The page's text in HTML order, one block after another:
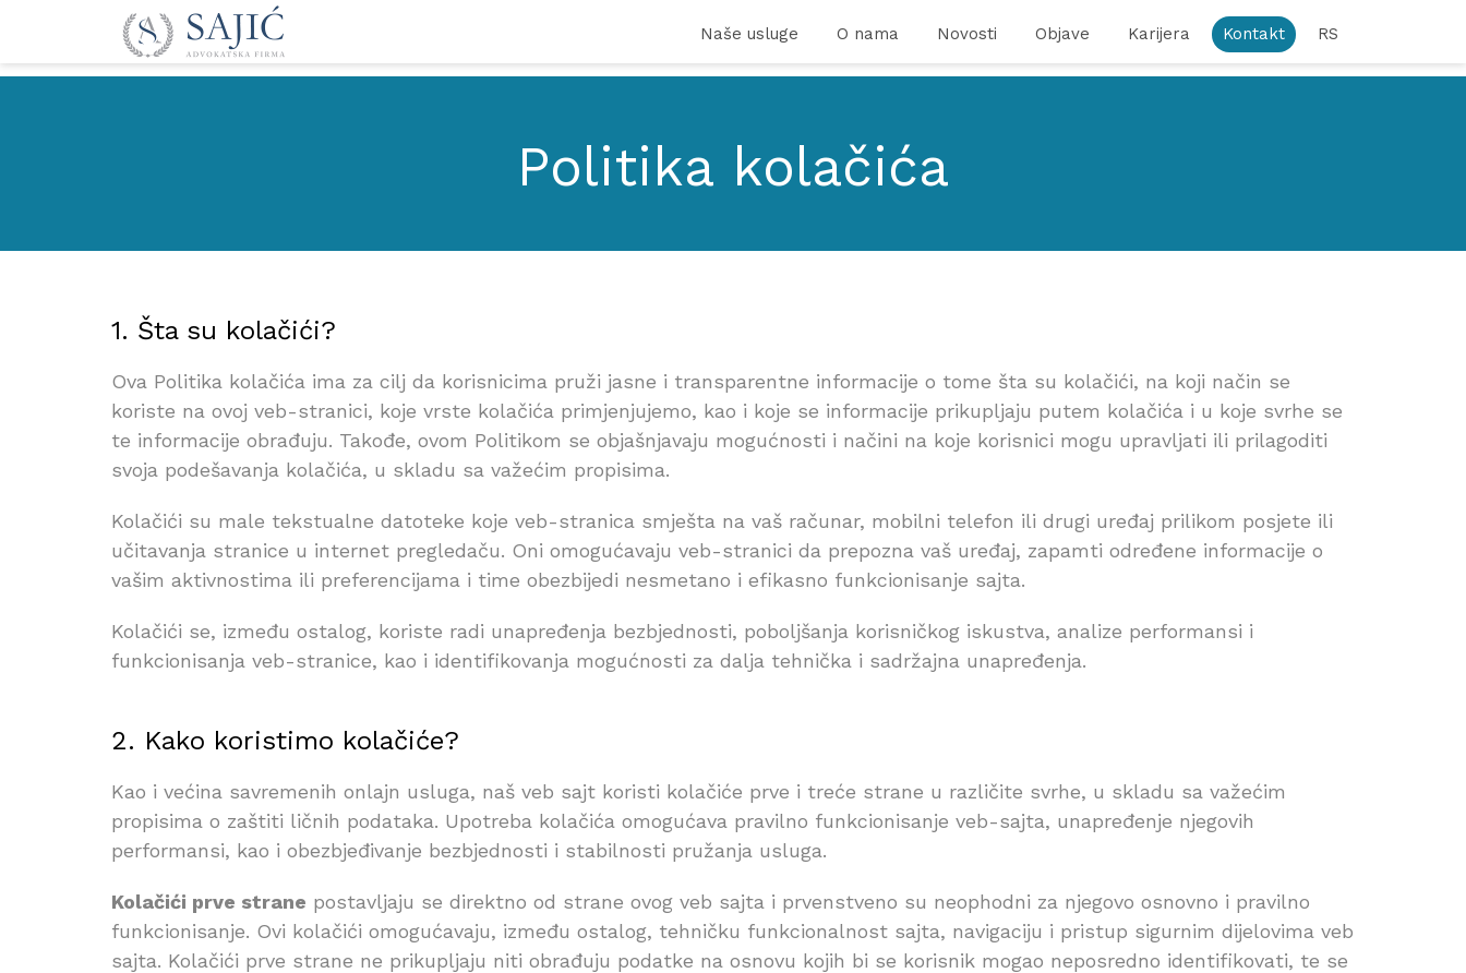
Naše usluge O nama Novosti Objave Karijera Kontakt RS
Politika kolačića
1. Šta su kolačići?
Ova Politika kolačića ima za cilj da korisnicima pruži jasne i transparentne informacije o tome šta su kolačići, na koji način se
koriste na ovoj veb-stranici, koje vrste kolačića primjenjujemo, kao i koje se informacije prikupljaju putem kolačića i u koje svrhe se
te informacije obrađuju. Takođe, ovom Politikom se objašnjavaju mogućnosti i načini na koje korisnici mogu upravljati ili prilagoditi
svoja podešavanja kolačića, u skladu sa važećim propisima.
Kolačići su male tekstualne datoteke koje veb-stranica smješta na vaš računar, mobilni telefon ili drugi uređaj prilikom posjete ili
učitavanja stranice u internet pregledaču. Oni omogućavaju veb-stranici da prepozna vaš uređaj, zapamti određene informacije o
vašim aktivnostima ili preferencijama i time obezbijedi nesmetano i efikasno funkcionisanje sajta.
Kolačići se, između ostalog, koriste radi unapređenja bezbjednosti, poboljšanja korisničkog iskustva, analize performansi i
funkcionisanja veb-stranice, kao i identifikovanja mogućnosti za dalja tehnička i sadržajna unapređenja.
2. Kako koristimo kolačiće?
Kao i većina savremenih onlajn usluga, naš veb sajt koristi kolačiće prve i treće strane u različite svrhe, u skladu sa važećim
propisima o zaštiti ličnih podataka. Upotreba kolačića omogućava pravilno funkcionisanje veb-sajta, unapređenje njegovih
performansi, kao i obezbjeđivanje bezbjednosti i stabilnosti pružanja usluga.
Kolačići prve strane postavljaju se direktno od strane ovog veb sajta i prvenstveno su neophodni za njegovo osnovno i pravilno
funkcionisanje. Ovi kolačići omogućavaju, između ostalog, tehničku funkcionalnost sajta, navigaciju i pristup sigurnim dijelovima veb
sajta. Kolačići prve strane ne prikupljaju niti obrađuju podatke na osnovu kojih bi se korisnik mogao neposredno identifikovati, te se